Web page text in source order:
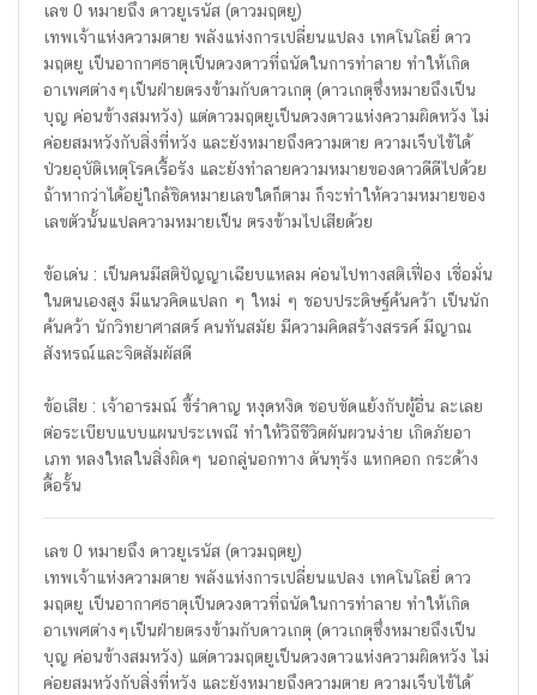
เลข 0 หมายถึง ดาวยูเรนัส (ดาวมฤตยู)
เทพเจ้าแห่งความตาย พลังแห่งการเปลี่ยนแปลง เทคโนโลยี่ ดาว
มฤตยู เป็นอากาศธาตุเป็นดวงดาวที่ถนัดในการทำลาย ทำให้เกิด
อาเพศต่างๆเป็นฝ่ายตรงข้ามกับดาวเกตุ (ดาวเกตุซึ่งหมายถึงเป็น
บุญ ค่อนข้างสมหวัง) แต่ดาวมฤตยูเป็นดวงดาวแห่งความผิดหวัง ไม่
ค่อยสมหวังกับสิ่งที่หวัง และยังหมายถึงความตาย ความเจ็บไข้ได้
ป่วยอุบัติเหตุโรคเรื้อรัง และยังทำลายความหมายของดาวดีดีไปด้วย
ถ้าหากว่าได้อยู่ใกล้ชิดหมายเลขใดก็ตาม ก็จะทำให้ความหมายของ
เลขตัวนั้นแปลความหมายเป็น ตรงข้ามไปเสียด้วย
ข้อเด่น : เป็นคนมีสติปัญญาเฉียบแหลม ค่อนไปทางสติเฟื่อง เชื่อมั่น
ในตนเองสูง มีแนวคิดแปลก ๆ ใหม่ ๆ ชอบประดิษฐ์ค้นคว้า เป็นนัก
ค้นคว้า นักวิทยาศาสตร์ คนทันสมัย มีความคิดสร้างสรรค์ มีญาณ
สังหรณ์และจิตสัมผัสดี
ข้อเสีย : เจ้าอารมณ์ ขี้รำคาญ หงุดหงิด ชอบขัดแย้งกับผู้อื่น ละเลย
ต่อระเบียบแบบแผนประเพณี ทำให้วิถีชีวิตผันผวนง่าย เกิดภัยอา
เภท หลงใหลในสิ่งผิดๆ นอกลู่นอกทาง ดันทุรัง แหกคอก กระด้าง
ดื้อรั้น
เลข 0 หมายถึง ดาวยูเรนัส (ดาวมฤตยู)
เทพเจ้าแห่งความตาย พลังแห่งการเปลี่ยนแปลง เทคโนโลยี่ ดาว
มฤตยู เป็นอากาศธาตุเป็นดวงดาวที่ถนัดในการทำลาย ทำให้เกิด
อาเพศต่างๆเป็นฝ่ายตรงข้ามกับดาวเกตุ (ดาวเกตุซึ่งหมายถึงเป็น
บุญ ค่อนข้างสมหวัง) แต่ดาวมฤตยูเป็นดวงดาวแห่งความผิดหวัง ไม่
ค่อยสมหวังกับสิ่งที่หวัง และยังหมายถึงความตาย ความเจ็บไข้ได้